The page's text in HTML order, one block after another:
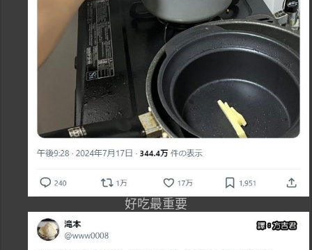
好吃最重要